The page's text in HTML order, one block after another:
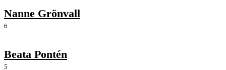
Nanne Grönvall
6
Beata Pontén
5